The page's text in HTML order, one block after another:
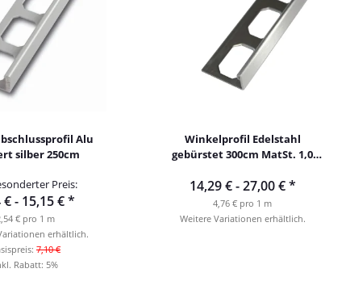
Alu
silber 250cm
Preis:
€ - 15,15 €*
€ pro 1 m
erhältlich.
7,10 €
Rabatt: 5%
Winkelprofil Edelstahl
gebürstet 300cm MatSt. 1,0
14,29 € -27,00 €*
4,76 € pro 1 m
Weitere Variationen erhältlich.